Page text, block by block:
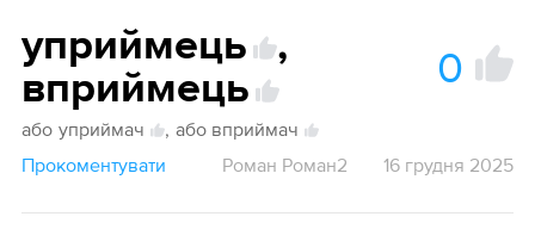
уприймець
,
вприймець
0
або уприймач , або вприймач
Прокоментувати
Роман Роман2 16 грудня 2025